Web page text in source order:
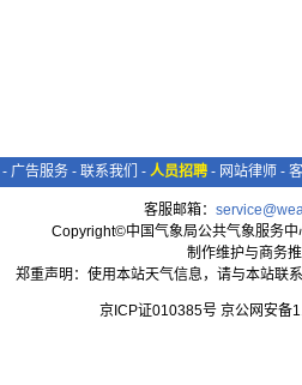
- 广告服务 - 联系我们 - 人员招聘 - 网站律师 -
客服邮箱：
Copyright©中国气象局公共气象服务
制作维护与商务
郑重声明：使用本站天气信息，请与本站联
京ICP证010385号 京公网安备